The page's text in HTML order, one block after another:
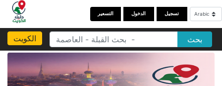
التسعير الدخول تسجيل
الكويت بحث